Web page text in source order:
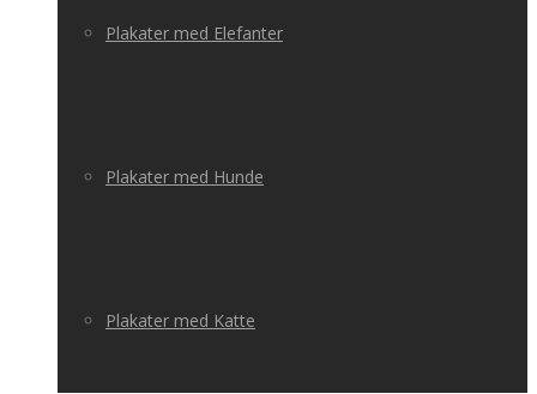
Plakater med Elefanter
Plakater med Hunde
Plakater med Katte